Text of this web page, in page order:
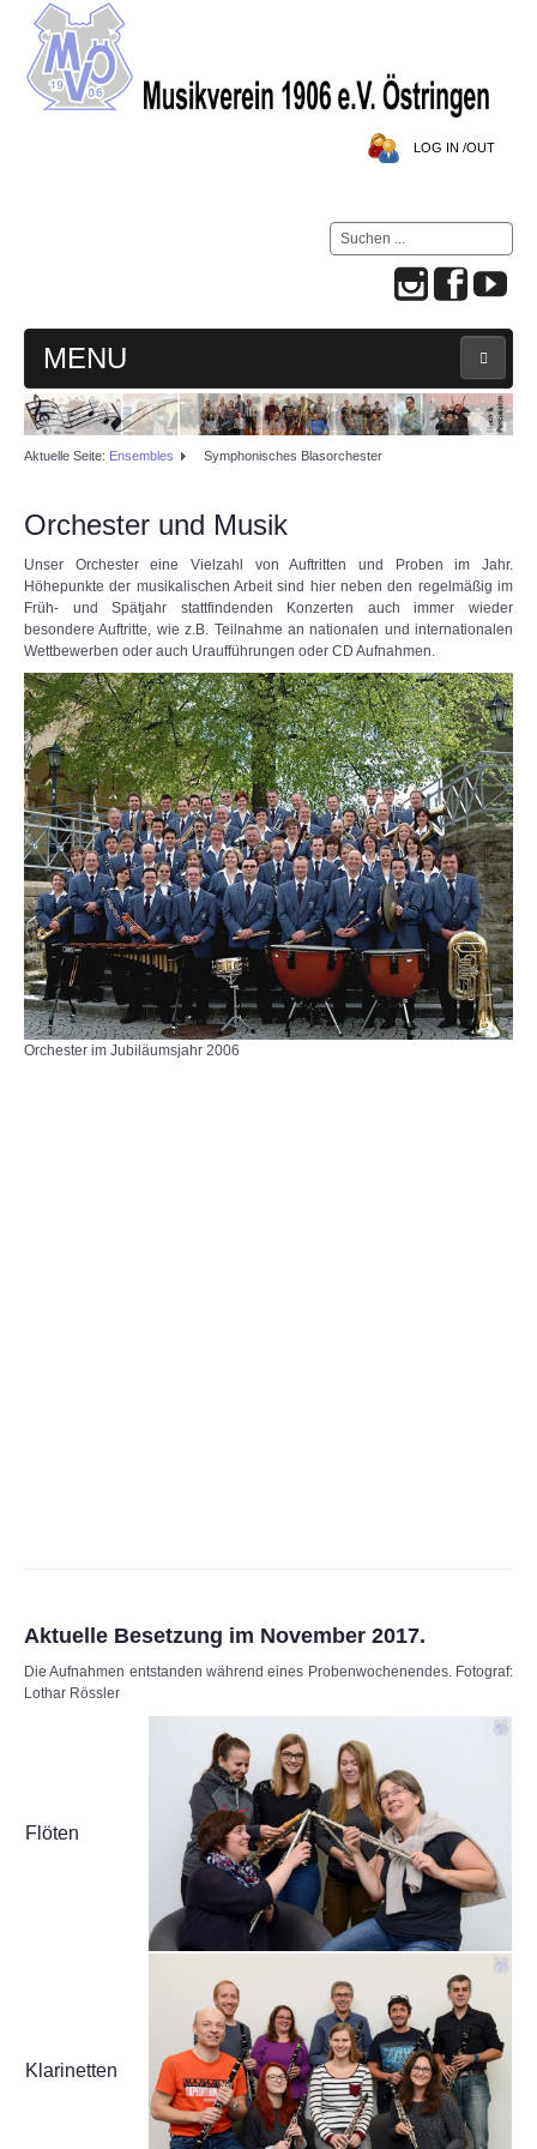
LOG IN /OUT
Suchen
...
MENU
HOME
So klingt der MVÖ
Live-Aufnahmen-Archiv
ÜBER UNS
Presse
Kontakt
Mitgliedschaft
Verwaltung
Chronik
Oldies
Lion square stompers
percussion power
Aktuelle Seite: Ensembles Symphonisches Blasorchester
Orchester und Musik
Unser Orchester eine Vielzahl von Auftritten und Proben im Jahr.
Höhepunkte der musikalischen Arbeit sind hier neben den regelmäßig im
Früh- und Spätjahr stattfindenden Konzerten auch immer wieder
besondere Auftritte, wie z.B. Teilnahme an nationalen und internationalen
Wettbewerben oder auch Uraufführungen oder CD Aufnahmen.
Orchester im Jubiläumsjahr 2006
Aktuelle Besetzung im November 2017.
Die Aufnahmen entstanden während eines Probenwochenendes. Fotograf:
Lothar Rössler
Flöten
Klarinetten